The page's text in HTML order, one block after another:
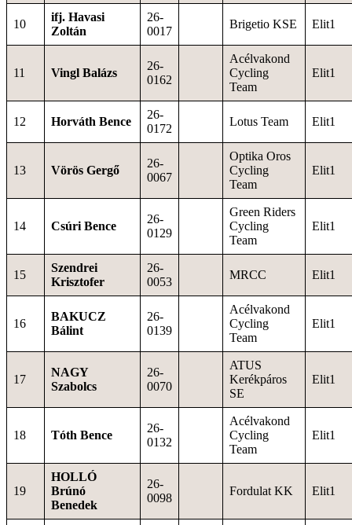
10
ifj. Havasi
Zoltán
26-
0017
Brigetio KSE Elit1
11 Vingl Balázs
26-
0162
Acélvakond
Cycling
Team
Elit1
12 Horváth Bence
26-
0172
Lotus Team Elit1
13 Vörös Gergő
26-
0067
Optika Oros
Cycling
Team
Elit1
14 Csúri Bence
26-
0129
Green Riders
Cycling
Team
Elit1
15
Szendrei
Krisztofer
26-
0053
MRCC Elit1
16
BAKUCZ
Bálint
26-
0139
Acélvakond
Cycling
Team
Elit1
17
NAGY
Szabolcs
26-
0070
ATUS
Kerékpáros
SE
Elit1
18 Tóth Bence
26-
0132
Acélvakond
Cycling
Team
Elit1
19
HOLLÓ
Brúnó
Benedek
26-
0098
Fordulat KK Elit1